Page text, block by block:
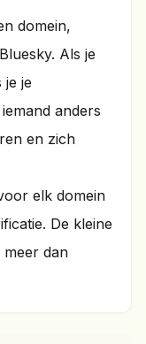
domein,
Als je
je je
anders
en zich
elk domein
De kleine
meer dan